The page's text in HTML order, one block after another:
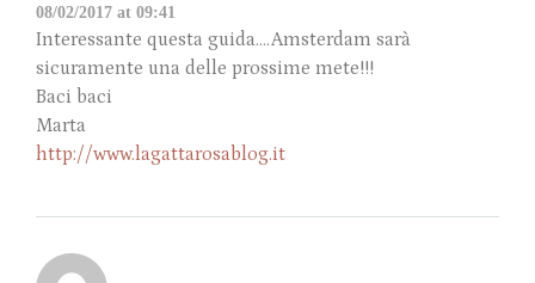
08/02/2017 at 09:41
Interessante questa guida….Amsterdam sarà
sicuramente una delle prossime mete!!!
Baci baci
Marta
http://www.lagattarosablog.it